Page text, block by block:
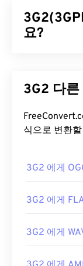
요?
테이너 포맷
고속 무선 연
재생할 수 있
3G2 파
QuickTime 입
제에서 파일
유연한 파일
3G2 다
FreeConvert.com 3G2 파일을 다음과 같
식으로 변환
3G2 에게
3G2 에게
3G2 에게